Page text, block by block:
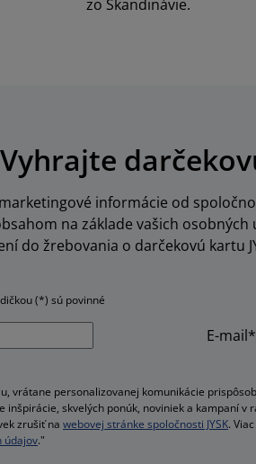
zo Škandinávie.
Vyhrajte
informácie od
na základe vašich
do žrebovania o darčekovú kartu
(*) sú povinné
E-mail*
vrátane personalizovanej komunikácie
skvelých ponúk, noviniek a kampaní v
zrušiť na webovej stránke spoločnosti JYSK.
údajov."